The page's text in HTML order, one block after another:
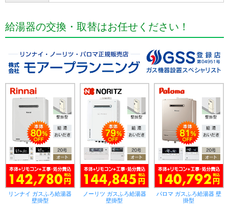
給湯器の交換・取替はお任せください！
リンナイ ガスふろ給湯器
壁掛型
ノーリツ ガスふろ給湯器
壁掛型
パロマ ガスふろ給湯器 壁
掛型